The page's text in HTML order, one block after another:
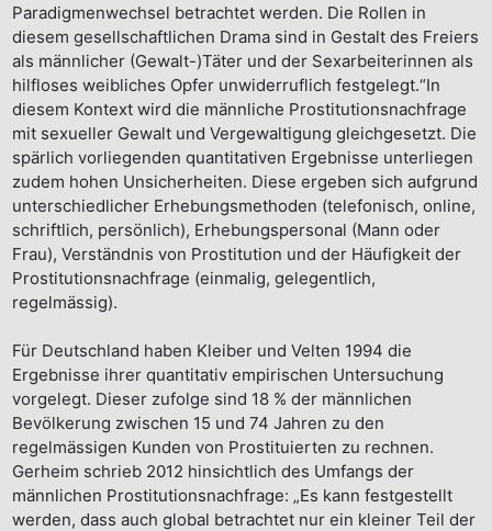
Paradigmenwechsel betrachtet werden. Die Rollen in
diesem gesellschaftlichen Drama sind in Gestalt des Freiers
als männlicher (Gewalt-)Täter und der Sexarbeiterinnen als
hilfloses weibliches Opfer unwiderruflich festgelegt.“In
diesem Kontext wird die männliche Prostitutionsnachfrage
mit sexueller Gewalt und Vergewaltigung gleichgesetzt. Die
spärlich vorliegenden quantitativen Ergebnisse unterliegen
zudem hohen Unsicherheiten. Diese ergeben sich aufgrund
unterschiedlicher Erhebungsmethoden (telefonisch, online,
schriftlich, persönlich), Erhebungspersonal (Mann oder
Frau), Verständnis von Prostitution und der Häufigkeit der
Prostitutionsnachfrage (einmalig, gelegentlich,
regelmässig).
Für Deutschland haben Kleiber und Velten 1994 die
Ergebnisse ihrer quantitativ empirischen Untersuchung
vorgelegt. Dieser zufolge sind 18 % der männlichen
Bevölkerung zwischen 15 und 74 Jahren zu den
regelmässigen Kunden von Prostituierten zu rechnen.
Gerheim schrieb 2012 hinsichtlich des Umfangs der
männlichen Prostitutionsnachfrage: „Es kann festgestellt
werden, dass auch global betrachtet nur ein kleiner Teil der